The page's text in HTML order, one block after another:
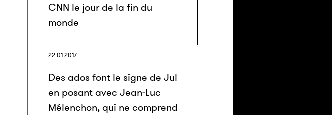
CNN le jour de la fin du
monde
22 01 2017
Des ados font le signe de Jul
en posant avec Jean-Luc
Mélenchon, qui ne comprend